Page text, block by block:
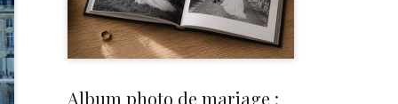
Album photo de mariage :